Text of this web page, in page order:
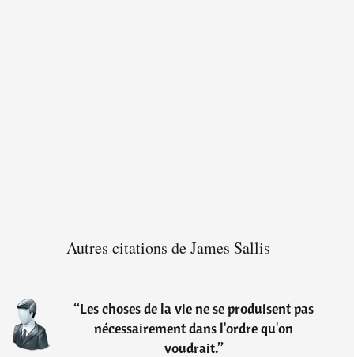
Autres citations de James Sallis
“Les choses de la vie ne se produisent pas
nécessairement dans l'ordre qu'on
voudrait.”